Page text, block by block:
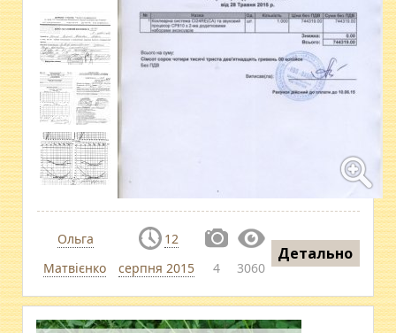
Ольга
Матвієнко
12
серпня 2015
4 3060
Детально